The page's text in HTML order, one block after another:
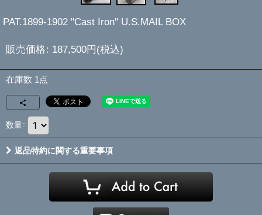
PAT.1899-1902 "Cast Iron" U.S.MAIL BOX
販売価格: 187,500円(税込)
在庫数 1点
数量:
返品特約に関する重要事項